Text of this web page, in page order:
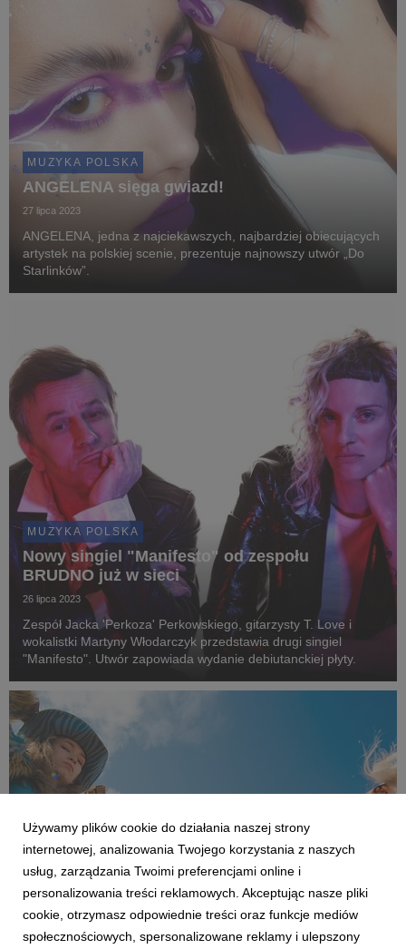
MUZYKA POLSKA
ANGELENA sięga gwiazd!
27 lipca 2023
ANGELENA, jedna z najciekawszych, najbardziej obiecujących
artystek na polskiej scenie, prezentuje najnowszy utwór „Do
Starlinków”.
MUZYKA POLSKA
Nowy singiel "Manifesto" od zespołu
BRUDNO już w sieci
26 lipca 2023
Zespół Jacka 'Perkoza' Perkowskiego, gitarzysty T. Love i
wokalistki Martyny Włodarczyk przedstawia drugi singiel
"Manifesto". Utwór zapowiada wydanie debiutanckiej płyty.
Używamy plików cookie do działania naszej strony
internetowej, analizowania Twojego korzystania z naszych
usług, zarządzania Twoimi preferencjami online i
personalizowania treści reklamowych. Akceptując nasze pliki
cookie, otrzymasz odpowiednie treści oraz funkcje mediów
społecznościowych, spersonalizowane reklamy i ulepszony